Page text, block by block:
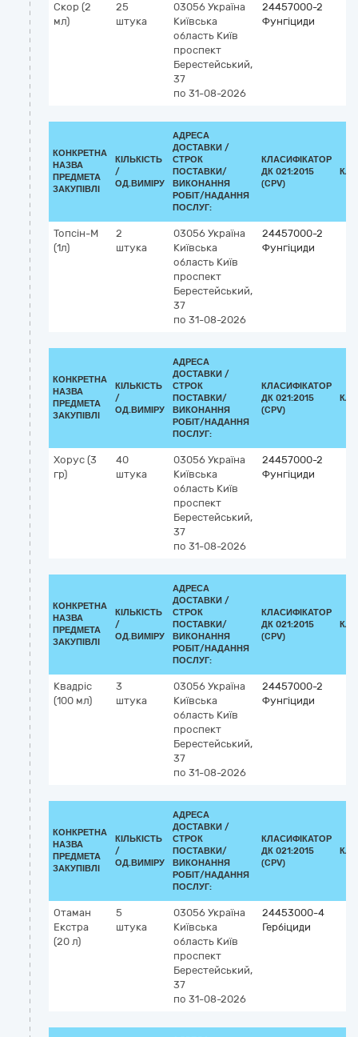
Скор (2
мл)
25
штука
03056 Україна
Київська
область Київ
проспект
Берестейський,
37
по 31-08-2026
24457000-2
Фунгіциди
КОНКРЕТНА
НАЗВА
ПРЕДМЕТА
ЗАКУПІВЛІ
КІЛЬКІСТЬ
/
ОД.ВИМІРУ
АДРЕСА
ДОСТАВКИ /
СТРОК
ПОСТАВКИ/
ВИКОНАННЯ
РОБІТ/НАДАННЯ
ПОСЛУГ:
КЛАСИФІКАТОР
ДК 021:2015
(CPV)
Топсін-М
(1л)
2
штука
03056 Україна
Київська
область Київ
проспект
Берестейський,
37
по 31-08-2026
24457000-2
Фунгіциди
КОНКРЕТНА
НАЗВА
ПРЕДМЕТА
ЗАКУПІВЛІ
КІЛЬКІСТЬ
/
ОД.ВИМІРУ
АДРЕСА
ДОСТАВКИ /
СТРОК
ПОСТАВКИ/
ВИКОНАННЯ
РОБІТ/НАДАННЯ
ПОСЛУГ:
КЛАСИФІКАТОР
ДК 021:2015
(CPV)
Хорус (3
гр)
40
штука
03056 Україна
Київська
область Київ
проспект
Берестейський,
37
по 31-08-2026
24457000-2
Фунгіциди
КОНКРЕТНА
НАЗВА
ПРЕДМЕТА
ЗАКУПІВЛІ
КІЛЬКІСТЬ
/
ОД.ВИМІРУ
АДРЕСА
ДОСТАВКИ /
СТРОК
ПОСТАВКИ/
ВИКОНАННЯ
РОБІТ/НАДАННЯ
ПОСЛУГ:
КЛАСИФІКАТОР
ДК 021:2015
(CPV)
Квадріс
(100 мл)
3
штука
03056 Україна
Київська
область Київ
проспект
Берестейський,
37
по 31-08-2026
24457000-2
Фунгіциди
КОНКРЕТНА
НАЗВА
ПРЕДМЕТА
ЗАКУПІВЛІ
КІЛЬКІСТЬ
/
ОД.ВИМІРУ
АДРЕСА
ДОСТАВКИ /
СТРОК
ПОСТАВКИ/
ВИКОНАННЯ
РОБІТ/НАДАННЯ
ПОСЛУГ:
КЛАСИФІКАТОР
ДК 021:2015
(CPV)
Отаман
Екстра
(20 л)
5
штука
03056 Україна
Київська
область Київ
проспект
Берестейський,
37
по 31-08-2026
24453000-4
Гербіциди